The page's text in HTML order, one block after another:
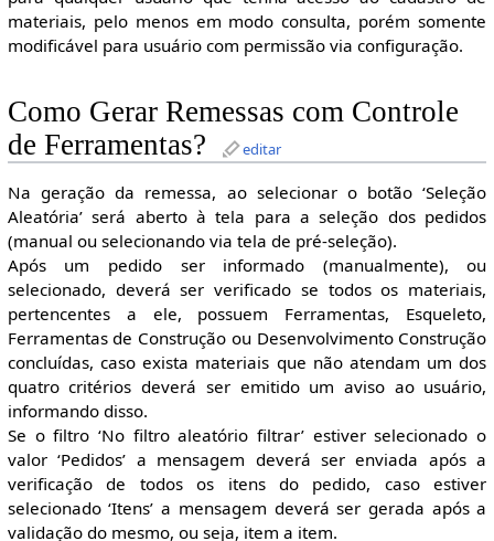
materiais, pelo menos em modo consulta, porém somente
modificável para usuário com permissão via configuração.
Como Gerar Remessas com Controle
de Ferramentas?
editar
Na geração da remessa, ao selecionar o botão ‘Seleção
Aleatória’ será aberto à tela para a seleção dos pedidos
(manual ou selecionando via tela de pré-seleção).
Após um pedido ser informado (manualmente), ou
selecionado, deverá ser verificado se todos os materiais,
pertencentes a ele, possuem Ferramentas, Esqueleto,
Ferramentas de Construção ou Desenvolvimento Construção
concluídas, caso exista materiais que não atendam um dos
quatro critérios deverá ser emitido um aviso ao usuário,
informando disso.
Se o filtro ‘No filtro aleatório filtrar’ estiver selecionado o
valor ‘Pedidos’ a mensagem deverá ser enviada após a
verificação de todos os itens do pedido, caso estiver
selecionado ‘Itens’ a mensagem deverá ser gerada após a
validação do mesmo, ou seja, item a item.